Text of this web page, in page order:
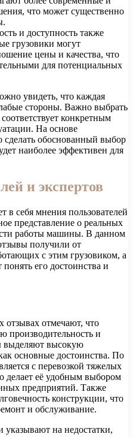
что может существенно
и доступность также
грузовики могут
цены и качества, что
для потенциальных
увидеть, что каждая
стороны. Важно выбрать
конкретным
На основе
обоснованный выбор
наиболее эффективен для
и экспертов
в себя мнения пользователей
представление о реальных
работы машины. В данном
получили от
с этим грузовиком, а
его достоинства и
отзывах отмечают, что
производительность и
выделяют высокую
основные достоинства. По
с перевозкой тяжелых
делает её удобным выбором
предприятий. Также
конструкции, что
и обслуживание.
указывают на недостатки,